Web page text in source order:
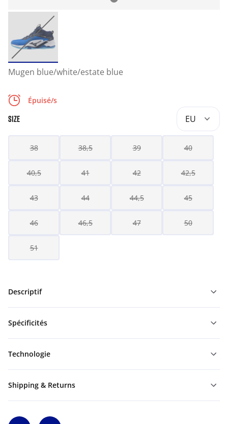
Mugen blue/white/estate blue
Épuisé/s
SIZE EU
38 38,5 39 40
40,5 41 42 42,5
43 44 44,5 45
46 46,5 47 50
51
Descriptif
Spécificités
Technologie
Shipping & Returns